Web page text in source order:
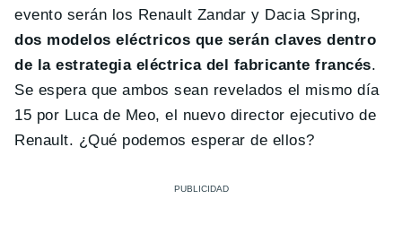
evento serán los Renault Zandar y Dacia Spring,
dos modelos eléctricos que serán claves dentro
de la estrategia eléctrica del fabricante francés.
Se espera que ambos sean revelados el mismo día
15 por Luca de Meo, el nuevo director ejecutivo de
Renault. ¿Qué podemos esperar de ellos?